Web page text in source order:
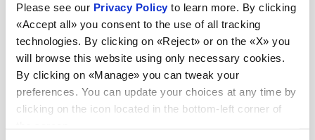
Please see our Privacy Policy to learn more. By clicking
«Accept all» you consent to the use of all tracking
technologies. By clicking on «Reject» or on the «X» you
will browse this website using only necessary cookies.
By clicking on «Manage» you can tweak your
preferences. You can update your choices at any time by
clicking on the icon located in the bottom-left corner of